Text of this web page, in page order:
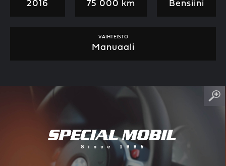
2016 75 000 km Bensiini
VAIHTEISTO
Manuaali